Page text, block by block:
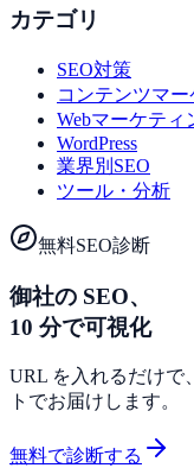
カテゴリ
SEO対策
コンテンツマ
Webマーケティ
WordPress
業界別SEO
ツール・分析
無料SEO診断
御社の SEO、
10 分で可視化
URL を入れるだけで
トでお届けします。
無料で診断する